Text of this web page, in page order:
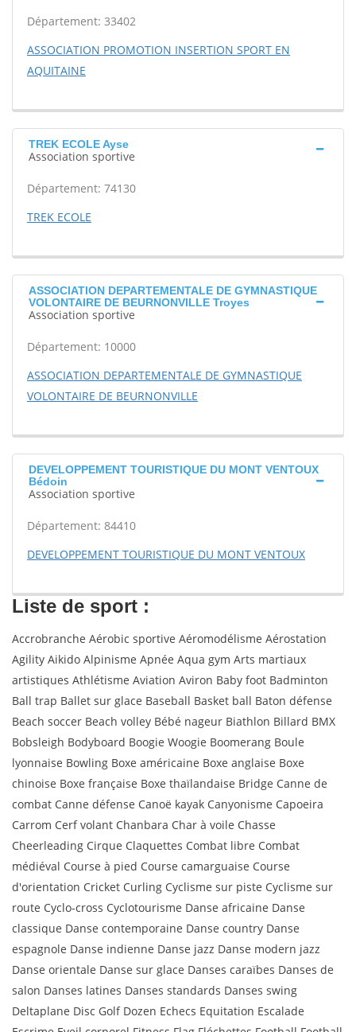
Département: 33402
ASSOCIATION PROMOTION INSERTION SPORT EN
AQUITAINE
TREK ECOLE Ayse
Association sportive
Département: 74130
TREK ECOLE
ASSOCIATION DEPARTEMENTALE DE GYMNASTIQUE
VOLONTAIRE DE BEURNONVILLE Troyes
Association sportive
Département: 10000
ASSOCIATION DEPARTEMENTALE DE GYMNASTIQUE
VOLONTAIRE DE BEURNONVILLE
DEVELOPPEMENT TOURISTIQUE DU MONT VENTOUX
Bédoin
Association sportive
Département: 84410
DEVELOPPEMENT TOURISTIQUE DU MONT VENTOUX
Liste de sport :
Accrobranche Aérobic sportive Aéromodélisme Aérostation
Agility Aikido Alpinisme Apnée Aqua gym Arts martiaux
artistiques Athlétisme Aviation Aviron Baby foot Badminton
Ball trap Ballet sur glace Baseball Basket ball Baton défense
Beach soccer Beach volley Bébé nageur Biathlon Billard BMX
Bobsleigh Bodyboard Boogie Woogie Boomerang Boule
lyonnaise Bowling Boxe américaine Boxe anglaise Boxe
chinoise Boxe française Boxe thaïlandaise Bridge Canne de
combat Canne défense Canoë kayak Canyonisme Capoeira
Carrom Cerf volant Chanbara Char à voile Chasse
Cheerleading Cirque Claquettes Combat libre Combat
médiéval Course à pied Course camarguaise Course
d'orientation Cricket Curling Cyclisme sur piste Cyclisme sur
route Cyclo-cross Cyclotourisme Danse africaine Danse
classique Danse contemporaine Danse country Danse
espagnole Danse indienne Danse jazz Danse modern jazz
Danse orientale Danse sur glace Danses caraïbes Danses de
salon Danses latines Danses standards Danses swing
Deltaplane Disc Golf Dozen Echecs Equitation Escalade